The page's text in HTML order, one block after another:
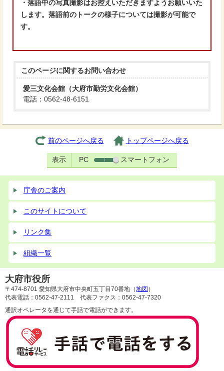
・落語中の写真撮影はお控えいただきますようお願いいた
します。落語前のトークの様子については撮影が可能で
す。
このページに関するお問い合わせ
愛三文化会館（大府市勤労文化会館）
電話：0562-48-6151
前のページへ戻る トップページへ戻る
表示 PC スマートフォン
庁舎のご案内
このサイトについて
リンク集
組織一覧
大府市役所
〒474-8701 愛知県大府市中央町五丁目70番地（地図 ）
代表電話：0562-47-2111 代表ファクス：0562-47-7320
通訳オペレータを通じて手話で電話ができます。